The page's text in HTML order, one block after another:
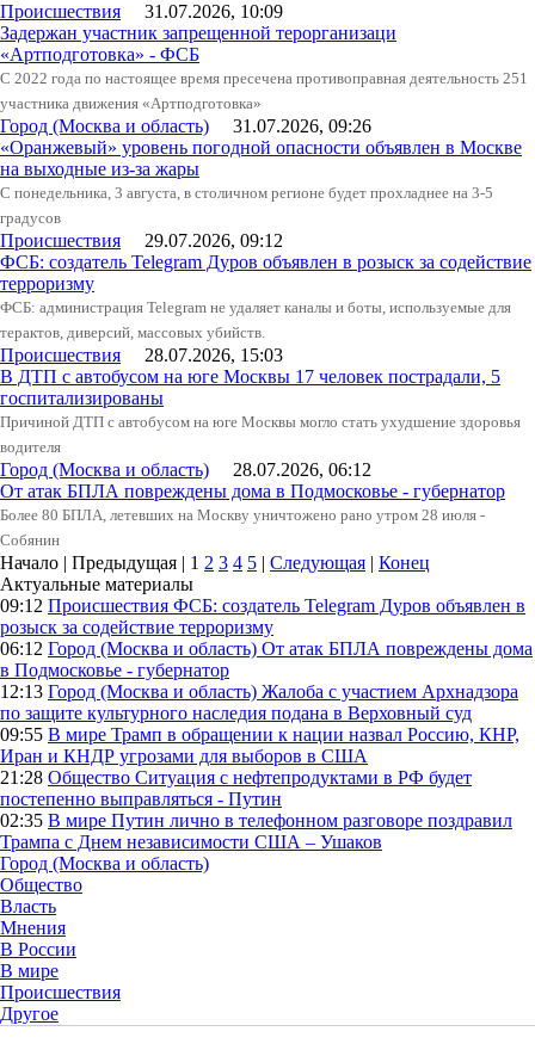
Происшествия 31.07.2026, 10:09
Задержан участник запрещенной терорганизаци
«Артподготовка» - ФСБ
С 2022 года по настоящее время пресечена противоправная деятельность 251
участника движения «Артподготовка»
Город (Москва и область) 31.07.2026, 09:26
«Оранжевый» уровень погодной опасности объявлен в Москве
на выходные из-за жары
С понедельника, 3 августа, в столичном регионе будет прохладнее на 3-5
градусов
Происшествия 29.07.2026, 09:12
ФСБ: создатель Telegram Дуров объявлен в розыск за содействие
терроризму
ФСБ: администрация Telegram не удаляет каналы и боты, используемые для
терактов, диверсий, массовых убийств.
Происшествия 28.07.2026, 15:03
В ДТП с автобусом на юге Москвы 17 человек пострадали, 5
госпитализированы
Причиной ДТП с автобусом на юге Москвы могло стать ухудшение здоровья
водителя
Город (Москва и область) 28.07.2026, 06:12
От атак БПЛА повреждены дома в Подмосковье - губернатор
Более 80 БПЛА, летевших на Москву уничтожено рано утром 28 июля -
Собянин
Начало | Предыдущая | 1 2 3 4 5 | Следующая | Конец
Актуальные материалы
09:12 Происшествия ФСБ: создатель Telegram Дуров объявлен в
розыск за содействие терроризму
06:12 Город (Москва и область) От атак БПЛА повреждены дома
в Подмосковье - губернатор
12:13 Город (Москва и область) Жалоба с участием Архнадзора
по защите культурного наследия подана в Верховный суд
09:55 В мире Трамп в обращении к нации назвал Россию, КНР,
Иран и КНДР угрозами для выборов в США
21:28 Общество Ситуация с нефтепродуктами в РФ будет
постепенно выправляться - Путин
02:35 В мире Путин лично в телефонном разговоре поздравил
Трампа с Днем независимости США – Ушаков
Город (Москва и область)
Общество
Власть
Мнения
В России
В мире
Происшествия
Другое